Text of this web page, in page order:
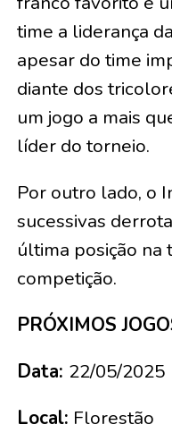
time a liderança
apesar do time
diante dos
um jogo a mais
líder do torneio.
Por outro lado, o
sucessivas
última posição na
competição.
PRÓXIMOS
Data: 22/05/2025
Local: Florestão